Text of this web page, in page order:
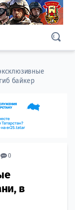
байкер
0
в